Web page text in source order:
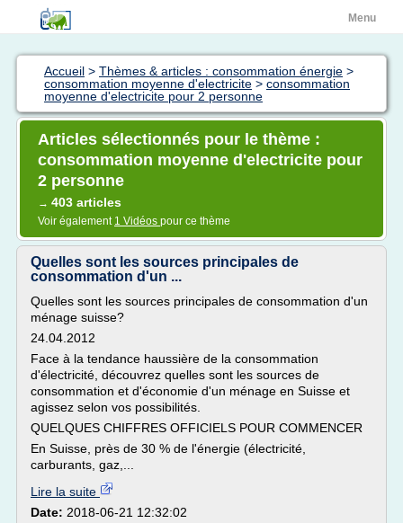
Menu
Accueil > Thèmes & articles : consommation énergie >
consommation moyenne d'electricite > consommation
moyenne d'electricite pour 2 personne
Articles sélectionnés pour le thème :
consommation moyenne d'electricite pour
2 personne
→ 403 articles
Voir également 1 Vidéos pour ce thème
Quelles sont les sources principales de
consommation d'un ...
Quelles sont les sources principales de consommation d'un
ménage suisse?
24.04.2012
Face à la tendance haussière de la consommation
d'électricité, découvrez quelles sont les sources de
consommation et d'économie d'un ménage en Suisse et
agissez selon vos possibilités.
QUELQUES CHIFFRES OFFICIELS POUR COMMENCER
En Suisse, près de 30 % de l'énergie (électricité,
carburants, gaz,...
Lire la suite
Date: 2018-06-21 12:32:02